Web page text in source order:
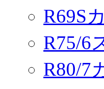
R69S
R75/6
R80/7